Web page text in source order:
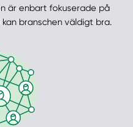
är enbart fokuserade på
branschen väldigt bra.